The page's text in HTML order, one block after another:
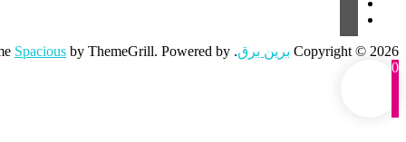
Copyright © 2026 برین برق. All rights reserved. Theme
Spacious by ThemeGrill. Powered by:
0